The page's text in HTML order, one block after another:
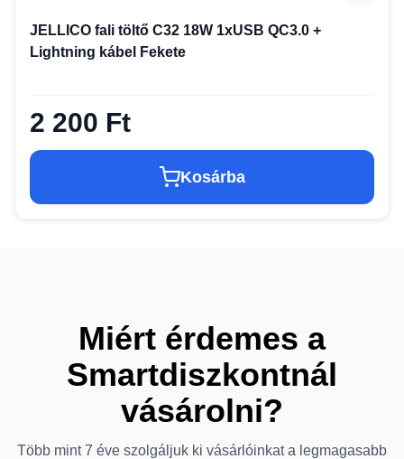
JELLICO fali töltő C32 18W 1xUSB QC3.0 +
Lightning kábel Fekete
2 200 Ft
Kosárba
Miért érdemes a
Smartdiszkontnál
vásárolni?
Több mint 7 éve szolgáljuk ki vásárlóinkat a legmagasabb